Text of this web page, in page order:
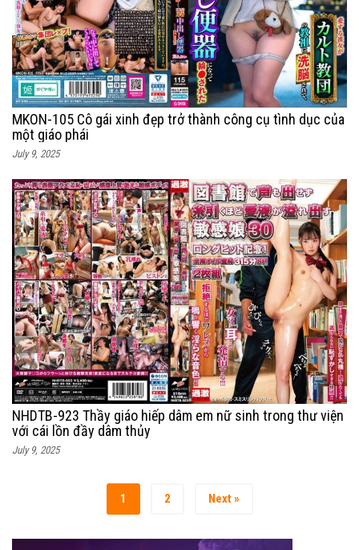
MKON-105 Cô gái xinh đẹp trở thành công cụ tình dục của
một giáo phái
July 9, 2025
NHDTB-923 Thầy giáo hiếp dâm em nữ sinh trong thư viện
với cái lồn đầy dâm thủy
July 9, 2025
1 2 Next »